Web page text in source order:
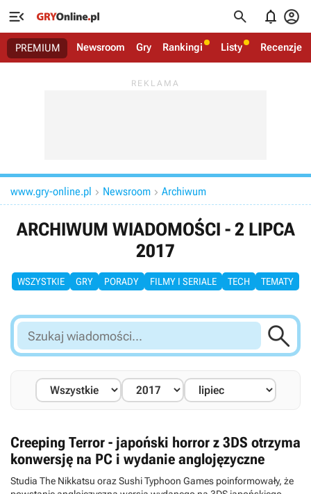
   
PREMIUM Newsroom Gry Rankingi Listy Recenzje
www.gry-online.pl  Newsroom  Archiwum
ARCHIWUM WIADOMOŚCI - 2 LIPCA
2017
WSZYSTKIE GRY PORADY FILMY I SERIALE TECH TEMATY
Szukaj
wiadomości...

Creeping Terror - japoński horror z 3DS otrzyma
konwersję na PC i wydanie anglojęzyczne
Studia The Nikkatsu oraz Sushi Typhoon Games poinformowały, że